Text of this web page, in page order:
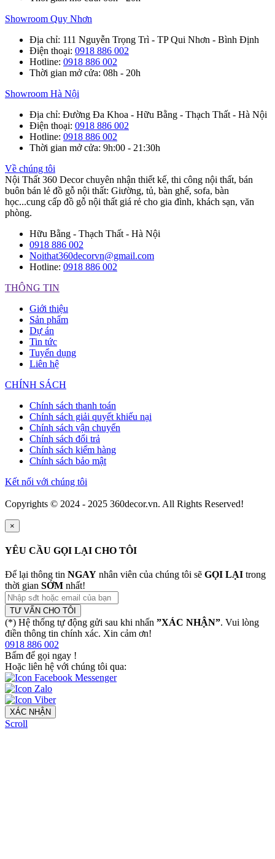
Showroom Quy Nhơn
Địa chỉ: 111 Nguyễn Trọng Trì - TP Qui Nhơn - Bình Định
Điện thoại: 0918 886 002
Hotline: 0918 886 002
Thời gian mở cửa: 08h - 20h
Showroom Hà Nội
Địa chỉ: Đường Đa Khoa - Hữu Bằng - Thạch Thất - Hà Nội
Điện thoại: 0918 886 002
Hotline: 0918 886 002
Thời gian mở cửa: 9h:00 - 21:30h
Về chúng tôi
Nội Thất 360 Decor chuyên nhận thiết kế, thi công nội thất, bán
buôn bán lẻ đồ gỗ nội thất: Giường, tủ, bàn ghế, sofa, bàn
học...cung cấp đồ gỗ nội thất giá rẻ cho gia đình, khách sạn, văn
phòng.
Hữu Bằng - Thạch Thất - Hà Nội
0918 886 002
Noithat360decorvn@gmail.com
Hotline: 0918 886 002
THÔNG TIN
Giới thiệu
Sản phẩm
Dự án
Tin tức
Tuyển dụng
Liên hệ
CHÍNH SÁCH
Chính sách thanh toán
Chính sách giải quyết khiếu nại
Chính sách vận chuyển
Chính sách đổi trả
Chính sách kiểm hàng
Chính sách bảo mật
Kết nối với chúng tôi
Copyrights © 2024 - 2025 360decor.vn. All Rights Reserved!
×
YÊU CẦU GỌI LẠI CHO TÔI
Để lại thông tin NGAY nhân viên của chúng tôi sẽ GỌI LẠI trong
thời gian SỚM nhất!
TƯ VẤN CHO TÔI
(*) Hệ thống tự động gửi sau khi nhấn ”XÁC NHẬN”. Vui lòng
điền thông tin chính xác. Xin cảm ơn!
0918 886 002
Bấm để gọi ngay !
Hoặc liên hệ với chúng tôi qua:
XÁC NHẬN
Scroll